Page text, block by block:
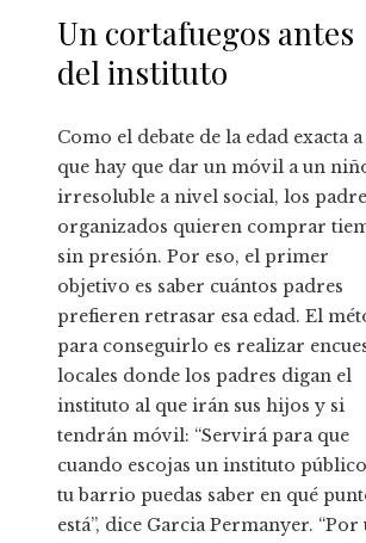
Un cortafuegos antes
del instituto
Como el debate de la edad exacta
que hay que dar un móvil a un
irresoluble a nivel social, los
organizados quieren comprar
sin presión. Por eso, el primer
objetivo es saber cuántos padres
prefieren retrasar esa edad. El
para conseguirlo es realizar
locales donde los padres digan el
instituto al que irán sus hijos y si
tendrán móvil: “Servirá para que
cuando escojas un instituto
tu barrio puedas saber en qué
está”, dice Garcia Permanyer. “Por